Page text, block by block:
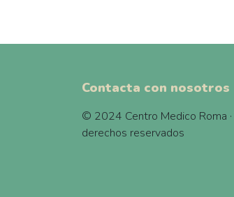
Contacta con nosotros
© 2024 Centro Medico Roma
derechos reservados